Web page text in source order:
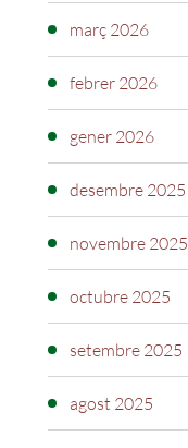
març 2026
febrer 2026
gener 2026
desembre 2025
novembre 2025
octubre 2025
setembre 2025
agost 2025